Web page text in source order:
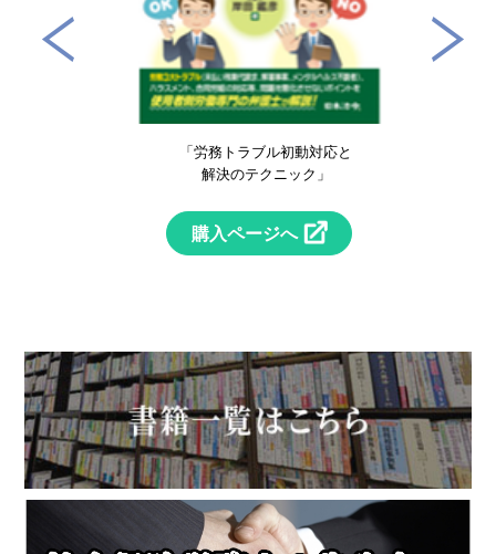
「労務トラブル初動対応と
解決のテクニック」
購入ページへ